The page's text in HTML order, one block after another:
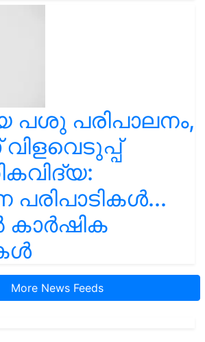
പശു പരിപാലനം,
പരിപാടികൾ...
More News Feeds